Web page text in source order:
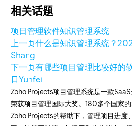
相关话题
项目管理软件知识管理系统
上一页什么是知识管理系统？
Shang
下一页有哪些项目管理比较好的
日Yunfei
Zoho Projects项目管理系统是一款
荣获项目管理国际大奖。180多个国家
Zoho Projects的帮助下，管理项目进度